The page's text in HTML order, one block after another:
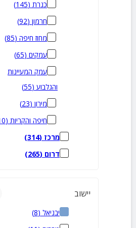
כנרת (
145
)
חרמון (
92
)
מחוז חיפה (
85
)
עמקים (
65
)
עמק המעיינות
והגלבוע (
55
)
מירון (
23
)
חיפה והקריות (
מרכז (
314
)
דרום (
265
)
יישוב
יבניאל (
8
)